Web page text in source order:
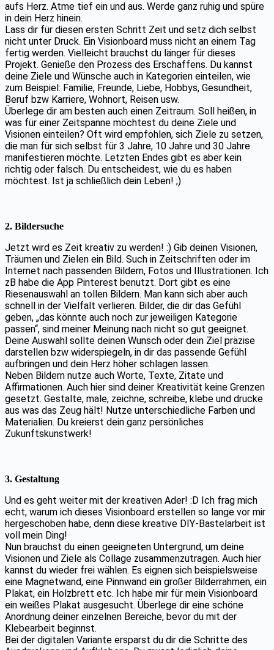
aufs Herz. Atme tief ein und aus. Werde ganz ruhig und spüre
in dein Herz hinein.
Lass dir für diesen ersten Schritt Zeit und setz dich selbst
nicht unter Druck. Ein Visionboard muss nicht an einem Tag
fertig werden. Vielleicht brauchst du länger für dieses
Projekt. Genieße den Prozess des Erschaffens. Du kannst
deine Ziele und Wünsche auch in Kategorien einteilen, wie
zum Beispiel: Familie, Freunde, Liebe, Hobbys, Gesundheit,
Beruf bzw Karriere, Wohnort, Reisen usw.
Überlege dir am besten auch einen Zeitraum. Soll heißen, in
was für einer Zeitspanne möchtest du deine Ziele und
Visionen einteilen? Oft wird empfohlen, sich Ziele zu setzen,
die man für sich selbst für 3 Jahre, 10 Jahre und 30 Jahre
manifestieren möchte. Letzten Endes gibt es aber kein
richtig oder falsch. Du entscheidest, wie du es haben
möchtest. Ist ja schließlich dein Leben! ;)
2. Bildersuche
Jetzt wird es Zeit kreativ zu werden! :) Gib deinen Visionen,
Träumen und Zielen ein Bild. Such in Zeitschriften oder im
Internet nach passenden Bildern, Fotos und Illustrationen. Ich
zB habe die App Pinterest benutzt. Dort gibt es eine
Riesenauswahl an tollen Bildern. Man kann sich aber auch
schnell in der Vielfalt verlieren. Bilder, die dir das Gefühl
geben, „das könnte auch noch zur jeweiligen Kategorie
passen“, sind meiner Meinung nach nicht so gut geeignet.
Deine Auswahl sollte deinen Wunsch oder dein Ziel präzise
darstellen bzw widerspiegeln, in dir das passende Gefühl
aufbringen und dein Herz höher schlagen lassen.
Neben Bildern nutze auch Worte, Texte, Zitate und
Affirmationen. Auch hier sind deiner Kreativität keine Grenzen
gesetzt. Gestalte, male, zeichne, schreibe, klebe und drucke
aus was das Zeug hält! Nutze unterschiedliche Farben und
Materialien. Du kreierst dein ganz persönliches
Zukunftskunstwerk!
3. Gestaltung
Und es geht weiter mit der kreativen Ader! :D Ich frag mich
echt, warum ich dieses Visionboard erstellen so lange vor mir
hergeschoben habe, denn diese kreative DIY-Bastelarbeit ist
voll mein Ding!
Nun brauchst du einen geeigneten Untergrund, um deine
Visionen und Ziele als Collage zusammenzutragen. Auch hier
kannst du wieder frei wählen. Es eignen sich beispielsweise
eine Magnetwand, eine Pinnwand ein großer Bilderrahmen, ein
Plakat, ein Holzbrett etc. Ich habe mir für mein Visionboard
ein weißes Plakat ausgesucht. Überlege dir eine schöne
Anordnung deiner einzelnen Bereiche, bevor du mit der
Klebearbeit beginnst.
Bei der digitalen Variante ersparst du dir die Schritte des